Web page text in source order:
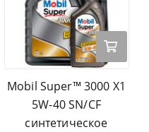
Mobil Super™ 3000 X1
5W-40 SN/CF
синтетическое